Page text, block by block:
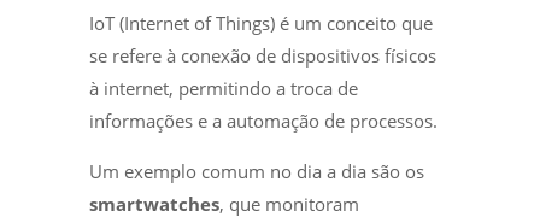
IoT (Internet of Things) é um conceito que
se refere à conexão de dispositivos físicos
à internet, permitindo a troca de
informações e a automação de processos.
Um exemplo comum no dia a dia são os
smartwatches, que monitoram